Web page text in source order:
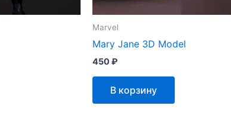
Marvel
Mary Jane 3D Model
450₽
В корзину